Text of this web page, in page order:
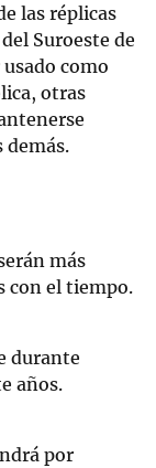
las réplicas
Suroeste de
como
otras
demás.
más
con el tiempo.
durante
años.
por